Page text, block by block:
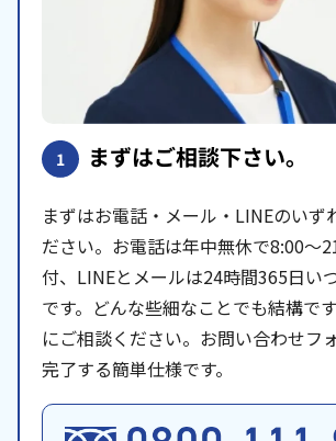
1 まずはご相談下さい。
まずはお電話・メール・LINEのいず
ださい。お電話は年中無休で8:00〜
付、LINEとメールは24時間365日い
です。どんな些細なことでも結構で
にご相談ください。お問い合わせフ
完了する簡単仕様です。